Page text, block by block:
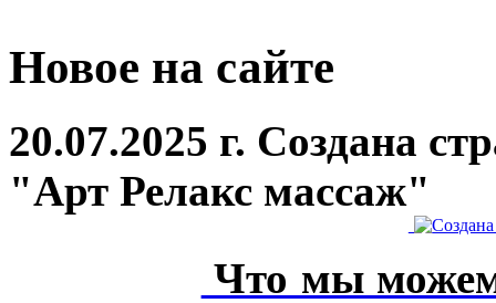
Новое на сайте
20.07.2025 г. Создана
"Арт Релакс массаж"
Что мы